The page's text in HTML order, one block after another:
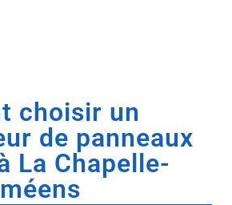
choisir un
de panneaux
La Chapelle-